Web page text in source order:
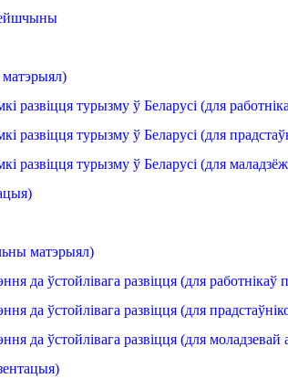
матэрыял)
развіцця турызму ў Беларусі (для
развіцця турызму ў Беларусі (для
развіцця турызму ў Беларусі (для
матэрыял)
да ўстойлівага развіцця (для работнікаў
да ўстойлівага развіцця (для
да ўстойлівага развіцця (для моладзевай